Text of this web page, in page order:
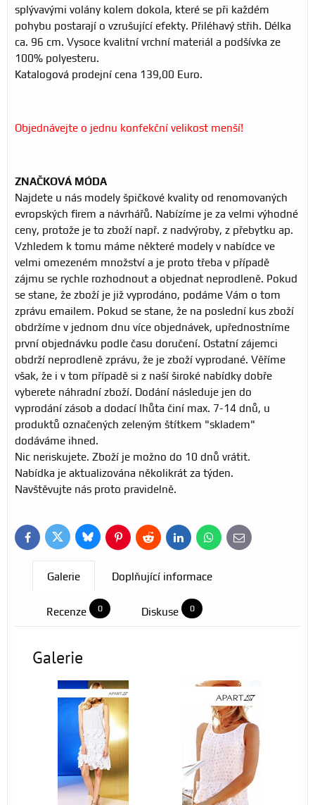
splývavými volány kolem dokola, které se při každém
pohybu postarají o vzrušující efekty. Přiléhavý střih. Délka
ca. 96 cm. Vysoce kvalitní vrchní materiál a podšívka ze
100% polyesteru.
Katalogová prodejní cena 139,00 Euro.
Objednávejte o jednu konfekční velikost menší!
ZNAČKOVÁ MÓDA
Najdete u nás modely špičkové kvality od renomovaných
evropských firem a návrhářů. Nabízíme je za velmi výhodné
ceny, protože je to zboží např. z nadvýroby, z přebytku ap.
Vzhledem k tomu máme některé modely v nabídce ve
velmi omezeném množství a je proto třeba v případě
zájmu se rychle rozhodnout a objednat neprodleně. Pokud
se stane, že zboží je již vyprodáno, podáme Vám o tom
zprávu emailem. Pokud se stane, že na poslední kus zboží
obdržíme v jednom dnu více objednávek, upřednostníme
první objednávku podle času doručení. Ostatní zájemci
obdrží neprodleně zprávu, že je zboží vyprodané. Věříme
však, že i v tom případě si z naší široké nabídky dobře
vyberete náhradní zboží. Dodání následuje jen do
vyprodání zásob a dodací lhůta činí max. 7-14 dnů, u
produktů označených zeleným štítkem "skladem"
dodáváme ihned.
Nic neriskujete. Zboží je možno do 10 dnů vrátit.
Nabídka je aktualizována několikrát za týden.
Navštěvujte nás proto pravidelně.
FacebookTwitterBlueskyPinterestReddit LinkedInWhatsApp
E-
mail
Galerie Doplňující informace
Recenze 0 Diskuse 0
Galerie